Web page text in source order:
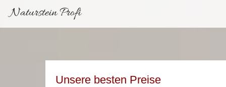
Naturstein Profi
Unsere besten Preise